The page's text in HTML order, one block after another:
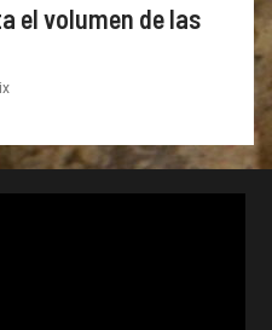
el volumen de las